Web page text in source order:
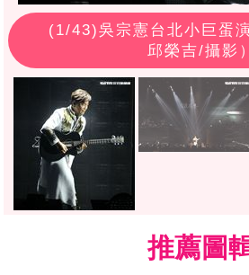
(1/43)吳宗憲台北小巨蛋
邱榮吉/攝影）
推薦圖